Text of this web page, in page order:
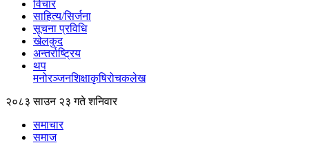
विचार
साहित्य/सिर्जना
सूचना प्रविधि
खेलकुद
अन्तर्राष्ट्रिय
थप
मनोरञ्‍जनशिक्षाकृषिरोचकलेख
२०८३ साउन २३ गते शनिवार
समाचार
समाज